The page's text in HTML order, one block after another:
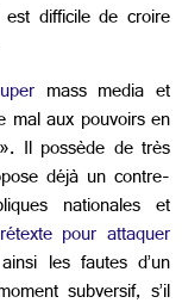
difficile de croire
mass media et
mal aux pouvoirs en
Il possède de très
déjà un contre-
nationales et
pour attaquer
les fautes d’un
subversif, s’il